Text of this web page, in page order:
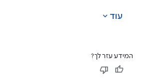
עוד expand_more
המידע עזר לך?